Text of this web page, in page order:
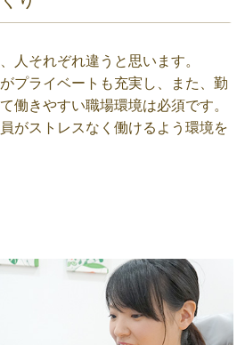
人それぞれ違うと思います。
プライベートも充実し、また、勤
働きやすい職場環境は必須です。
がストレスなく働けるよう環境を